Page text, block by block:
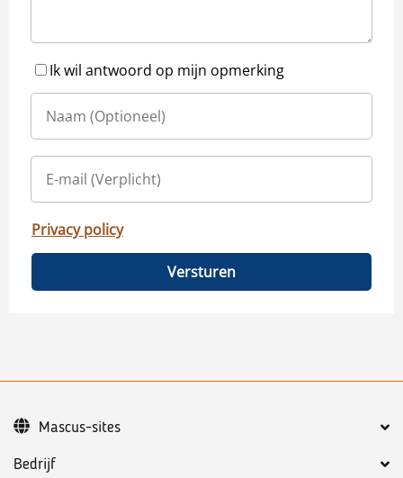
Ik wil antwoord op mijn opmerking
Privacy policy
Versturen
Bedrijf
Mascus-sites